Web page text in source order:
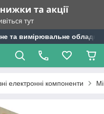
та вимірювальне
електронні компоненти